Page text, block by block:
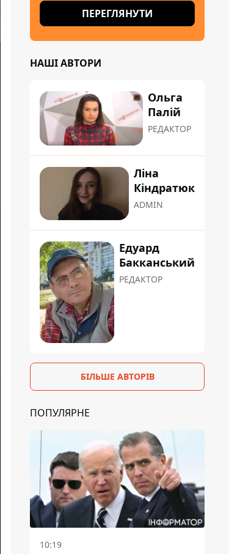
ПЕРЕГЛЯНУТИ
НАШІ АВТОРИ
Ольга
Палій
РЕДАКТОР
Ліна
Кіндратюк
ADMIN
Едуард
Бакканський
РЕДАКТОР
БІЛЬШЕ АВТОРІВ
ПОПУЛЯРНЕ
10:19